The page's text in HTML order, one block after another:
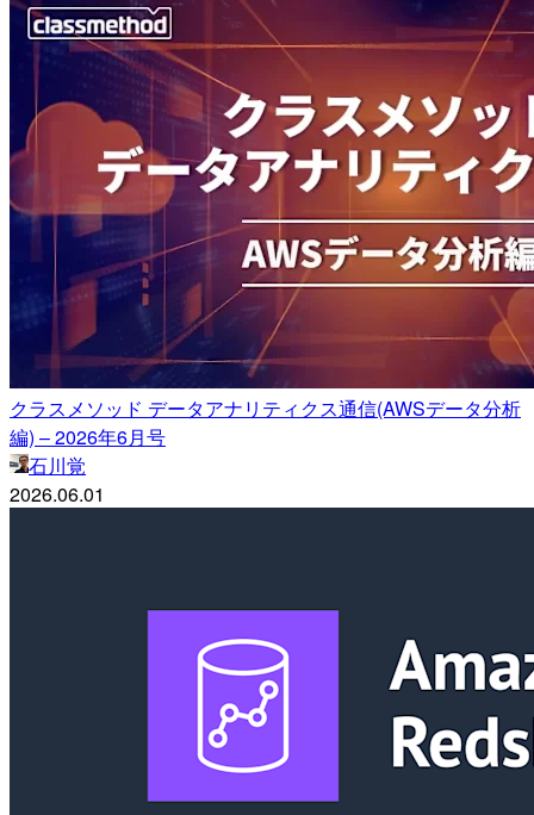
クラスメソッド データアナリティクス通信(AWSデータ分析
編) – 2026年6月号
石川覚
2026.06.01